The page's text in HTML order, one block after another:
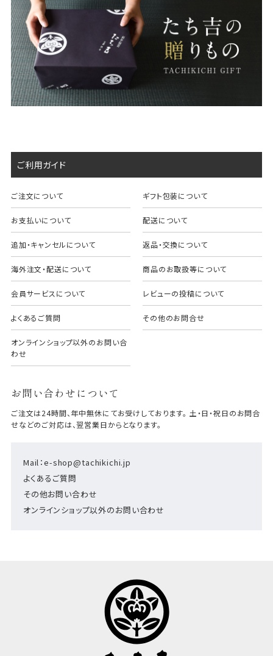
ご利用ガイド
ご注文について ギフト包装について
お支払いについて 配送について
追加・キャンセルについて 返品・交換について
海外注文・配送について 商品のお取扱等について
会員サービスについて レビューの投稿について
よくあるご質問 その他のお問合せ
オンラインショップ以外のお問い合
わせ
お問い合わせについて
Mail：e-shop@tachikichi.jp
よくあるご質問
その他お問い合わせ
オンラインショップ以外のお問い合わせ
ご注文は24時間、年中無休にてお受けしております。 土・日・祝日のお問合
せなどのご対応は、翌営業日からとなります。